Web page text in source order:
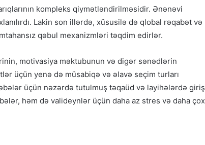
kompleks qiymətləndirilməsidir. Ənənəvi
Lakin son illərdə, xüsusilə də qlobal rəqabət və
qəbul mexanizmləri təqdim edirlər.
motivasiya məktubunun və digər sənədlərin
üçün yenə də müsabiqə və əlavə seçim turları
üçün nəzərdə tutulmuş təqaüd və layihələrdə giriş
həm də valideynlər üçün daha az stres və daha çox